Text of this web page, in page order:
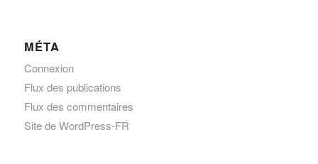
MÉTA
Connexion
Flux des publications
Flux des commentaires
Site de WordPress-FR